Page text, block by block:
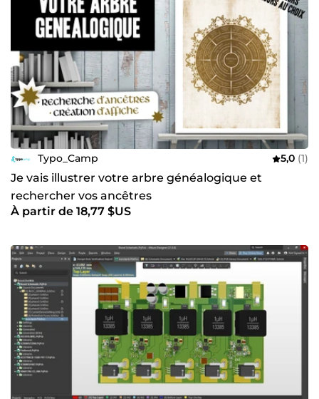
Typo_Camp 5,0 (1)
Je vais illustrer votre arbre généalogique et
rechercher vos ancêtres
À partir de 18,77 $US